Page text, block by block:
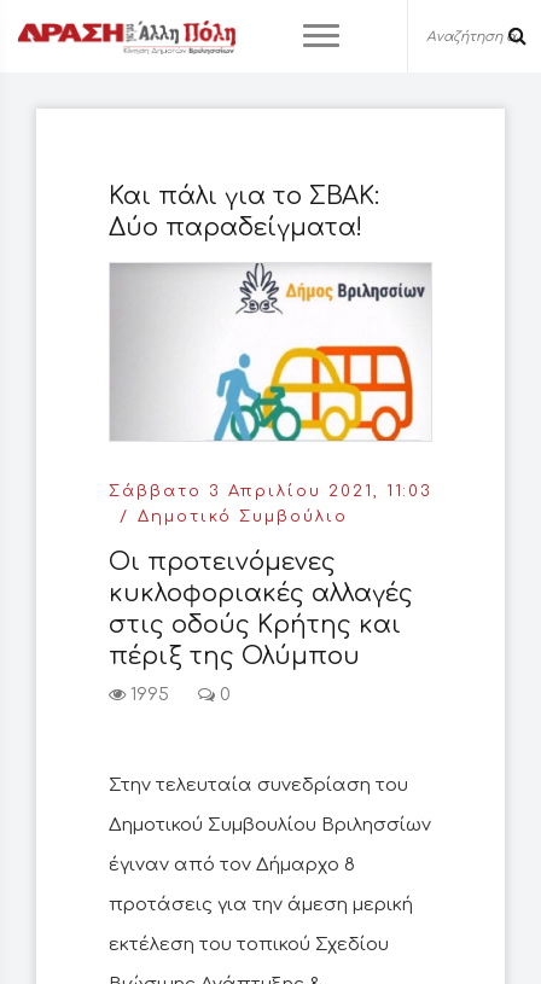
Και πάλι για το ΣΒΑΚ:
Δύο παραδείγματα!
Σάββατο 3 Απριλίου 2021, 11:03
Δημοτικό Συμβούλιο
Οι προτεινόμενες
κυκλοφοριακές αλλαγές
στις οδούς Κρήτης και
πέριξ της Ολύμπου
1995 0
Στην τελευταία συνεδρίαση του
Δημοτικού Συμβουλίου Βριλησσίων
έγιναν από τον Δήμαρχο 8
προτάσεις για την άμεση μερική
εκτέλεση του τοπικού Σχεδίου